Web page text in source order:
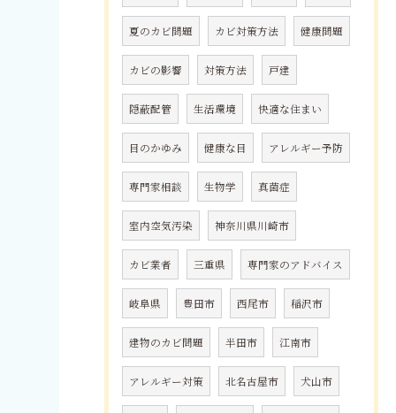
夏のカビ問題 カビ対策方法 健康問題
カビの影響 対策方法 戸建
隠蔽配管 生活環境 快適な住まい
目のかゆみ 健康な目 アレルギー予防
専門家相談 生物学 真菌症
室内空気汚染 神奈川県川崎市
カビ業者 三重県 専門家のアドバイス
岐阜県 豊田市 西尾市 稲沢市
建物のカビ問題 半田市 江南市
アレルギー対策 北名古屋市 犬山市